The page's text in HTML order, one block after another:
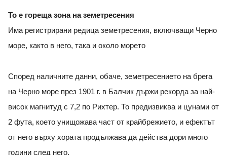
То е гореща зона на земетресения
Има регистрирани редица земетресения, включващи Черно
море, както в него, така и около морето
Според наличните данни, обаче, земетресението на брега
на Черно море през 1901 г. в Балчик държи рекорда за най-
висок магнитуд с 7,2 по Рихтер. То предизвиква и цунами от
2 фута, което унищожава част от крайбрежието, и ефектът
от него върху хората продължава да действа дори много
години след него.